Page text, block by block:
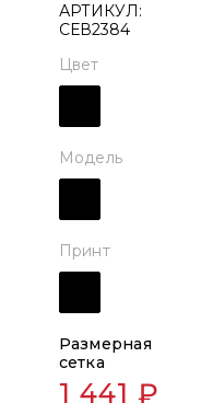
АРТИКУЛ:
СЕВ2384
Цвет
Модель
Принт
Размерная
сетка
1 441 ₽